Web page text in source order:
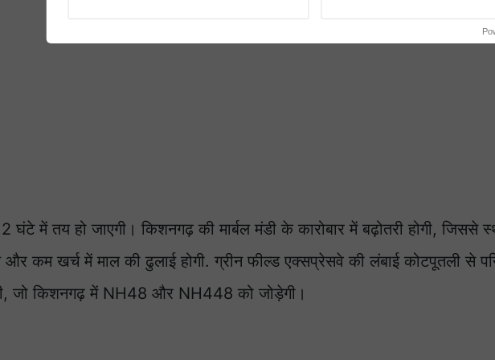
घंटे में तय हो जाएगी। किशनगढ़ की मार्बल मंडी के कारोबार में बढ़ोतरी होगी, जिससे
और कम खर्च में माल की ढुलाई होगी. ग्रीन फील्ड एक्सप्रेसवे की लंबाई कोटपूतली से
जो किशनगढ़ में NH48 और NH448 को जोड़ेगी।